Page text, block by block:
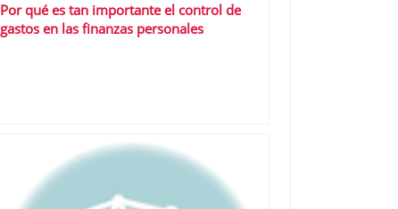
Por qué es tan importante el control de
gastos en las finanzas personales